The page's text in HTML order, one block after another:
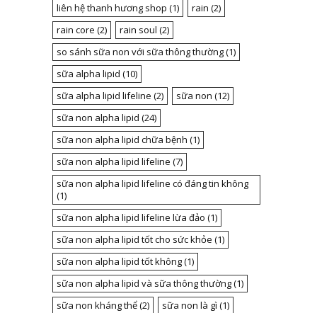
liên hệ thanh hương shop (1) rain (2)
rain core (2) rain soul (2)
so sánh sữa non với sữa thông thường(1)
sữa alpha lipid (10)
sữa alpha lipid lifeline (2) sữa non (12)
sữa non alpha lipid (24)
sữa non alpha lipid chữa bệnh (1)
sữa non alpha lipid lifeline (7)
sữa non alpha lipid lifeline có đáng tin không
(1)
sữa non alpha lipid lifeline lừa đảo (1)
sữa non alpha lipid tốt cho sức khỏe (1)
sữa non alpha lipid tốt không(1)
sữa non alpha lipid và sữa thông thường(1)
sữa non kháng thể(2) sữa non là gì (1)